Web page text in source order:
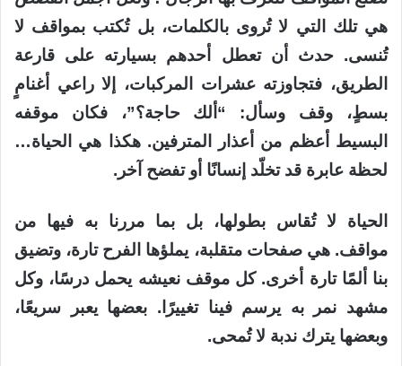
هي تلك التي لا تُروى بالكلمات، بل تُكتب بمواقف لا
تُنسى. حدث أن تعطل أحدهم بسيارته على قارعة
الطريق، فتجاوزته عشرات المركبات، إلا راعي أغنامٍ
بسطٍ، وقف وسأل: “ألك حاجة؟”، فكان موقفه
البسيط أعظم من أعذار المترفين. هكذا هي الحياة…
لحظة عابرة قد تخلّد إنسانًا أو تفضح آخر.
الحياة لا تُقاس بطولها، بل بما مررنا به فيها من
مواقف. هي صفحات متقلبة، يملؤها الفرح تارة، وتضيق
بنا ألمًا تارة أخرى. كل موقف نعيشه يحمل درسًا، وكل
مشهد نمر به يرسم فينا تغييرًا. بعضها يعبر سريعًا،
وبعضها يترك ندبة لا تُمحى.